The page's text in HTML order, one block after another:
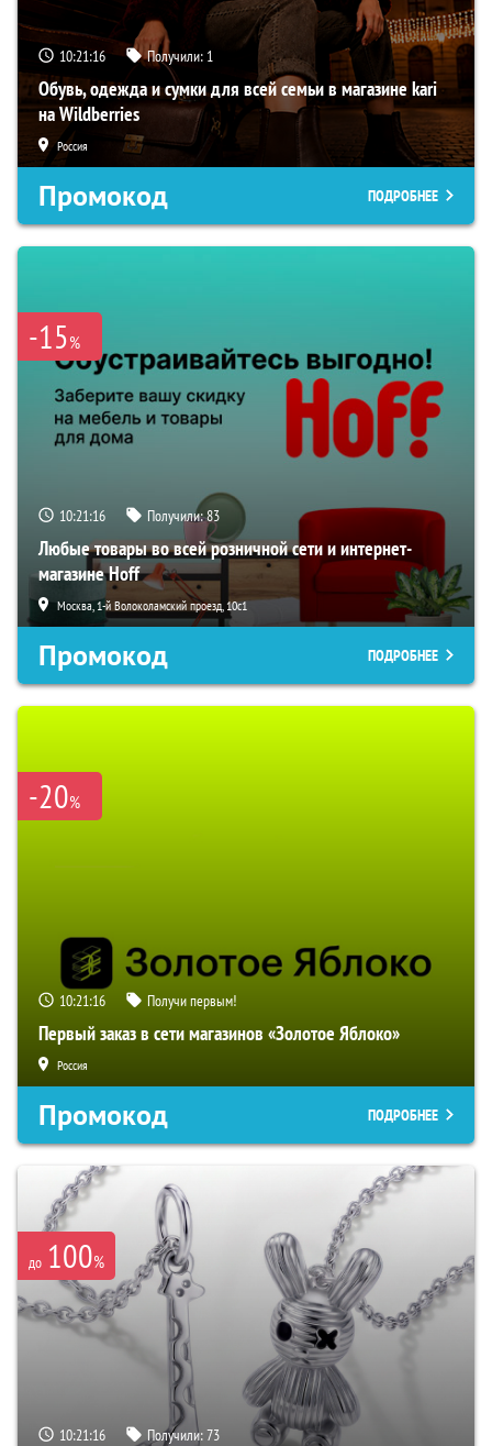
10:21:15 Получили: 1
Обувь, одежда и сумки для всей семьи в магазине kari
на Wildberries
Россия
Промокод ПОДРОБНЕЕ
-15%
10:21:15 Получили:83
Любые товары во всей розничной сети и интернет-
магазине Hoff
Москва, 1-й Волоколамский проезд, 10с1
Промокод ПОДРОБНЕЕ
-20%
10:21:15 Получи первым!
Первый заказ в сети магазинов «Золотое Яблоко»
Россия
Промокод ПОДРОБНЕЕ
до 100%
10:21:15 Получили:73